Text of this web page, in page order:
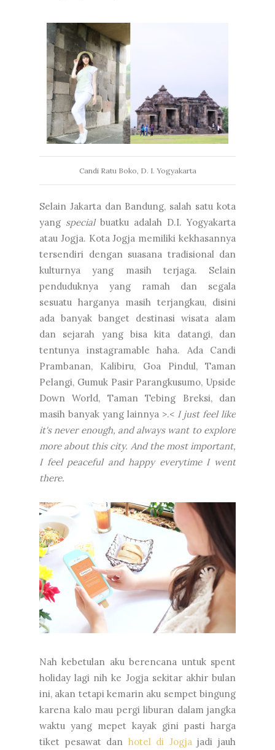
Candi Ratu Boko, D. I. Yogyakarta
Selain Jakarta dan Bandung, salah satu kota
yang specialbuatku adalah D.I. Yogyakarta
atau Jogja. Kota Jogja memiliki kekhasannya
tersendiri dengan suasana tradisional dan
kulturnya yang masih terjaga. Selain
penduduknya yang ramah dan segala
sesuatu harganya masih terjangkau, disini
ada banyak banget destinasi wisata alam
dan sejarah yang bisa kita datangi, dan
tentunya instagramable haha. Ada Candi
Prambanan, Kalibiru, Goa Pindul, Taman
Pelangi, Gumuk Pasir Parangkusumo, Upside
Down World, Taman Tebing Breksi, dan
masih banyak yang lainnya >.< I just feel like
it's never enough, and always want to explore
more about this city. And the most important,
I feel peaceful and happy everytime I went
there.
Nah kebetulan aku berencana untuk spent
holiday lagi nih ke Jogja sekitar akhir bulan
ini, akan tetapi kemarin aku sempet bingung
karena kalo mau pergi liburan dalam jangka
waktu yang mepet kayak gini pasti harga
tiket pesawat dan hotel di Jogja jadi jauh